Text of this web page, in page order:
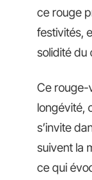
ce rouge
festivités,
solidité du
Ce rouge-
longévité,
s’invite
suivent la
ce qui